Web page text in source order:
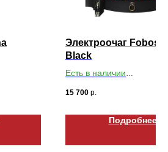
Электроочаг Fobos
Black
Есть в наличии
15 700 р.
Подробнее